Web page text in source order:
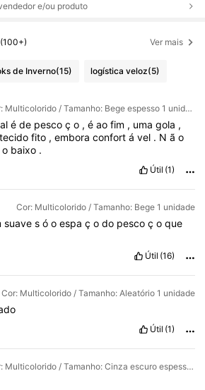
e/ou produto
(100+) Ver mais
de Inverno(15) logística veloz(5)
Cor: Multicolorido / Tamanho: Bege espesso 1 unidade
éde pescoço ,éaofim , umagola ,
tecidofito ,emboraconfortável . Não
o baixo .
Útil (1)
Cor: Multicolorido / Tamanho: Bege 1 unidade
suave s ó o espa ç o do pesco ç o que
Útil (16)
Cor: Multicolorido / Tamanho: Aleatório 1 unidade
Útil (1)
Cor: Multicolorido / Tamanho: Cinza escuro espesso 1 unidade